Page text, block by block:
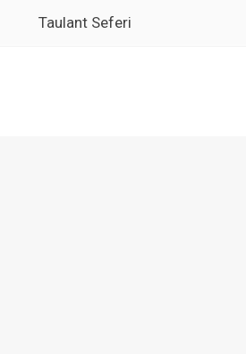
Taulant Seferi